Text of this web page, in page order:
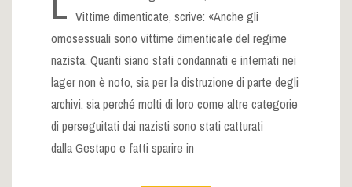
Vittime dimenticate, scrive: «Anche gli
omosessuali sono vittime dimenticate del regime
nazista. Quanti siano stati condannati e internati nei
lager non è noto, sia per la distruzione di parte degli
archivi, sia perché molti di loro come altre categorie
di perseguitati dai nazisti sono stati catturati
dalla Gestapo e fatti sparire in